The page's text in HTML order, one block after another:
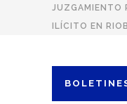
JUZGAMIENTO
ILÍCITO EN